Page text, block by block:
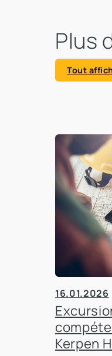
Plus
Tout
16.01.2026
Kerpen